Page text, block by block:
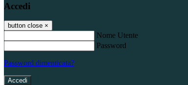
Accedi
button close ×
Nome Utente
Password
Password dimenticata?